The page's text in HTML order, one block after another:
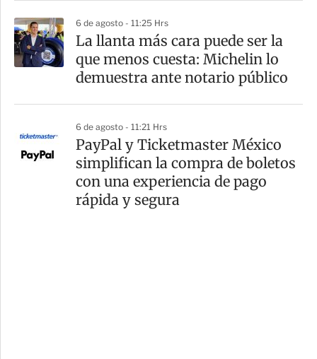
6 de agosto - 11:25 Hrs
La llanta más cara puede ser la
que menos cuesta: Michelin lo
demuestra ante notario público
6 de agosto - 11:21 Hrs
PayPal y Ticketmaster México
simplifican la compra de boletos
con una experiencia de pago
rápida y segura